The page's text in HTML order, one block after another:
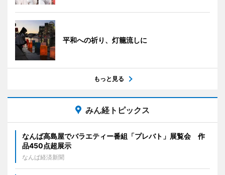
平和への祈り、灯籠流しに
もっと見る
みん経トピックス
なんば高島屋でバラエティー番組「プレバト」展覧会 作
品450点超展示
なんば経済新聞